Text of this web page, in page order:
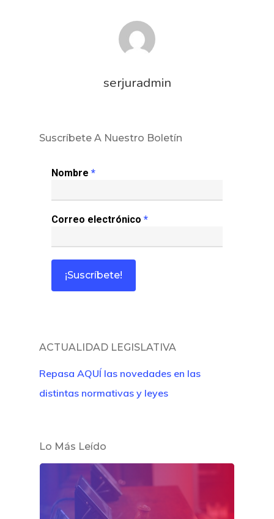
serjuradmin
Suscríbete A Nuestro Boletín
Nombre *
Correo electrónico *
ACTUALIDAD LEGISLATIVA
Repasa AQUÍ las novedades en las
distintas normativas y leyes
Lo Más Leído